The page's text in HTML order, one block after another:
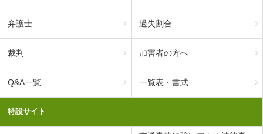
弁護士 過失割合
裁判 加害者の方へ
Q&A一覧 一覧表・書式
特設サイト